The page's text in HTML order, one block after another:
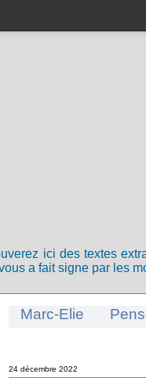
ici des textes
a fait signe par les
Marc-Elie
24 décembre 2022